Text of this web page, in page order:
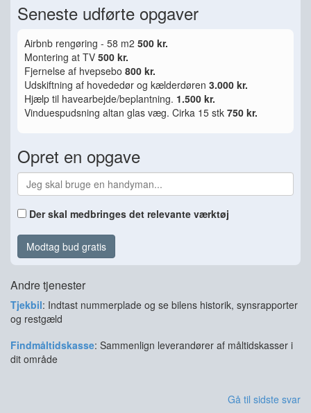
Seneste udførte opgaver
Airbnb rengøring - 58 m2 500 kr.
Montering at TV 500 kr.
Fjernelse af hvepsebo 800 kr.
Udskiftning af hovededør og kælderdøren 3.000 kr.
Hjælp til havearbejde/beplantning. 1.500 kr.
Vinduespudsning altan glas væg. Cirka 15 stk 750 kr.
Opret en opgave
Der skal medbringes det relevante værktøj
Modtag bud gratis
Andre tjenester
Tjekbil: Indtast nummerplade og se bilens historik, synsrapporter
og restgæld
Findmåltidskasse: Sammenlign leverandører af måltidskasser i
dit område
Gå til sidste svar